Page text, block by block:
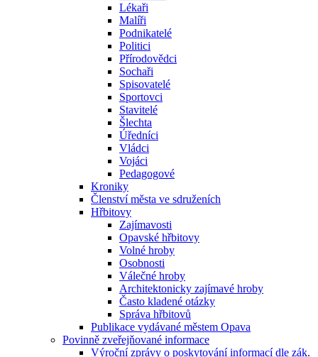
Lékaři
Malíři
Podnikatelé
Politici
Přírodovědci
Sochaři
Spisovatelé
Sportovci
Stavitelé
Šlechta
Úředníci
Vládci
Vojáci
Pedagogové
Kroniky
Členství města ve sdruženích
Hřbitovy
Zajímavosti
Opavské hřbitovy
Volné hroby
Osobnosti
Válečné hroby
Architektonicky zajímavé hroby
Často kladené otázky
Správa hřbitovů
Publikace vydávané městem Opava
Povinně zveřejňované informace
Výroční zprávy o poskytování informací dle zák.